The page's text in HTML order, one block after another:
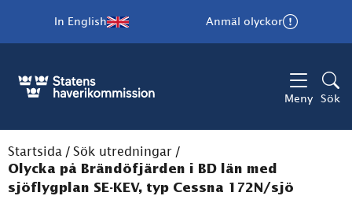
In English Anmäl olyckor
Meny Sök
Startsida / Sök utredningar /
Olycka på Brändöfjärden i BD län med
sjöflygplan SE-KEV, typ Cessna 172N/sjö